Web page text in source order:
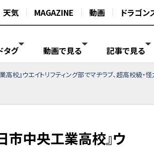
天気 MAGAZINE 動画 ドラゴン
タグ 動画で見る 記事で見る
校』ウエイトリフティング部でマヂラブ、超高校級・
市中央工業高校』ウ